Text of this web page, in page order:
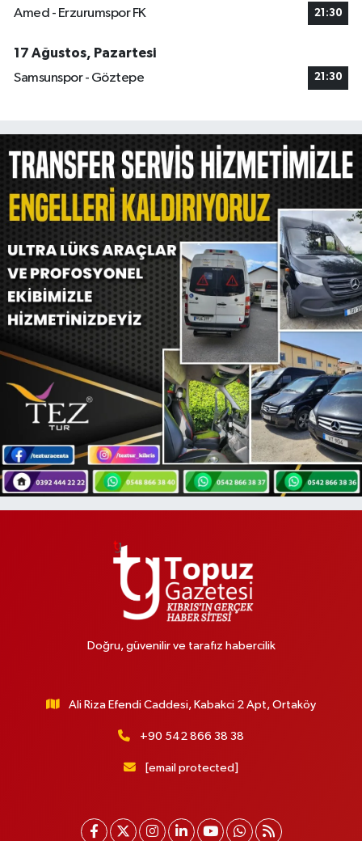
Amed - Erzurumspor FK 21:30
17 Ağustos, Pazartesi
Samsunspor - Göztepe
21:30
Doğru, güvenilir ve tarafız habercilik
Ali Riza Efendi Caddesi, Kabakci 2 Apt, Ortaköy
+90 542 866 38 38
[email protected]